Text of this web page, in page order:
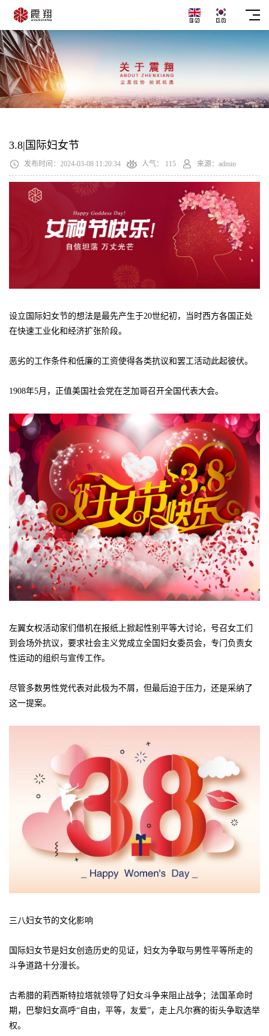
3.8|国际妇女节
发布时间：2024-03-08 11:20:34 人气： 115 来源：admin
设立国际妇女节的想法是最先产生于20世纪初，当时西方各国正处
在快速工业化和经济扩张阶段。
恶劣的工作条件和低廉的工资使得各类抗议和罢工活动此起彼伏。
1908年5月，正值美国社会党在芝加哥召开全国代表大会。
左翼女权活动家们借机在报纸上掀起性别平等大讨论，号召女工们
到会场外抗议，要求社会主义党成立全国妇女委员会，专门负责女
性运动的组织与宣传工作。
尽管多数男性党代表对此极为不屑，但最后迫于压力，还是采纳了
这一提案。
三八妇女节的文化影响
国际妇女节是妇女创造历史的见证，妇女为争取与男性平等所走的
斗争道路十分漫长。
古希腊的莉西斯特拉塔就领导了妇女斗争来阻止战争；法国革命时
期，巴黎妇女高呼“自由，平等，友爱”，走上凡尔赛的街头争取选举
权。